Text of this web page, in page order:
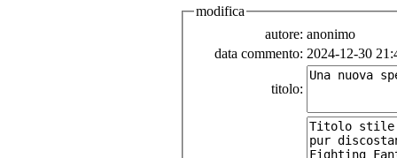
modifica
autore: anonimo
data commento: 2024-12-30
titolo: